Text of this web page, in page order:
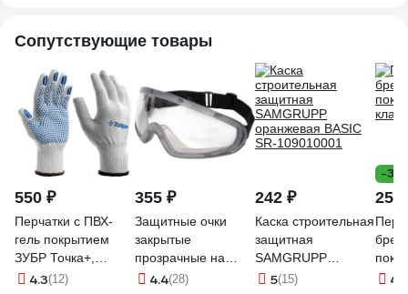
Сопутствующие товары
550 ₽
Перчатки с ПВХ-
гель покрытием
ЗУБР Точка+,
размер L-XL, 10
4.3(12)
355 ₽
Защитные очки
закрытые
прозрачные на
резинке Gigant
4.4(28)
242 ₽
Каска строительная
защитная
SAMGRUPP
оранжевая BASIC
5(15)
-
25
4.6